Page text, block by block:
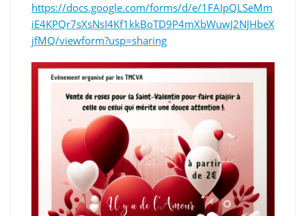
https://docs.google.com/forms/d/e/1FAIpQLSeMm
iE4KPQr7sXsNsI4Kf1kkBoTD9P4mXbWuwJ2NJHbeX
jfMQ/viewform?usp=sharing